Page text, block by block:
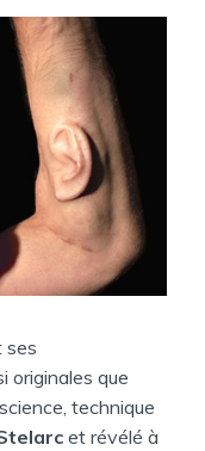
ses
originales que
technique
et révélé à